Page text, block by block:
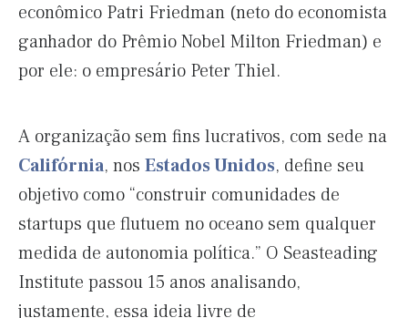
econômico Patri Friedman (neto do economista
ganhador do Prêmio Nobel Milton Friedman) e
por ele: o empresário Peter Thiel.
A organização sem fins lucrativos, com sede na
Califórnia, nos Estados Unidos, define seu
objetivo como “construir comunidades de
startups que flutuem no oceano sem qualquer
medida de autonomia política.” O Seasteading
Institute passou 15 anos analisando,
justamente, essa ideia livre de